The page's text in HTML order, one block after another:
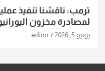
ترمب: ناقشنا تنفيذ
لمصادرة مخزون
يونيو 5, 2026 editor